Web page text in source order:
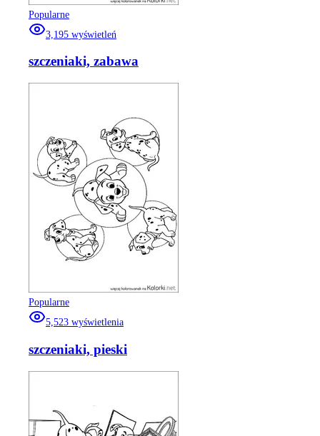
Popularne
3,195 wyświetleń
szczeniaki, zabawa
Popularne
5,523 wyświetlenia
szczeniaki, pieski